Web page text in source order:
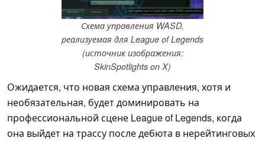
Схема управления WASD,
реализуемая для League of Legends
(источник изображения:
SkinSpotlights on X)
Ожидается, что новая схема управления, хотя и
необязательная, будет доминировать на
профессиональной сцене League of Legends, когда
она выйдет на трассу после дебюта в нерейтинговых